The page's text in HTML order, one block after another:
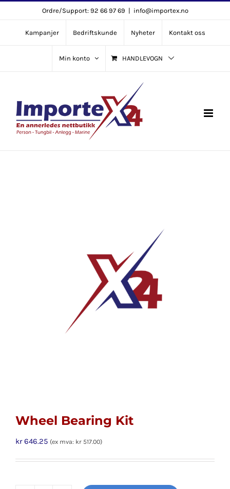
content
Ordre/Support: 92 66 97 69 | info@importex.no
Kampanjer Bedriftskunde Nyheter Kontakt oss
Min konto HANDLEVOGN
Wheel Bearing Kit
kr646.25 (ex mva: kr 517.00)